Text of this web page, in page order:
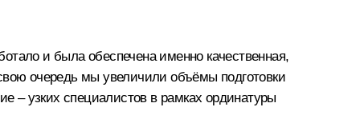
и была обеспечена именно качественная,
очередь мы увеличили объёмы подготовки
– узких специалистов в рамках ординатуры